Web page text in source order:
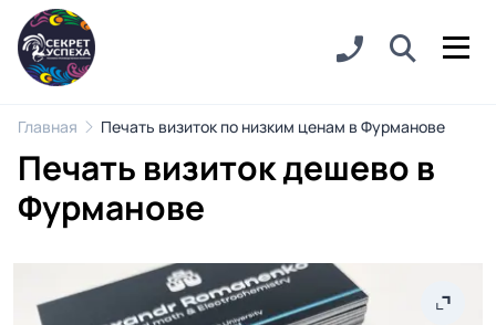
Главная Печать визиток по низким ценам в Фурманове
Печать визиток дешево в
Фурманове